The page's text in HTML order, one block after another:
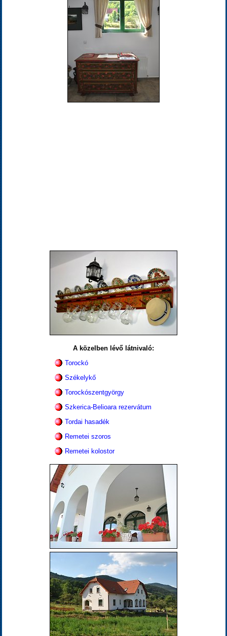
A közelben lévő látnivaló:
Torockó
Székelykő
Torockószentgyörgy
Szkerica-Belioara rezervátum
Tordai hasadék
Remetei szoros
Remetei kolostor